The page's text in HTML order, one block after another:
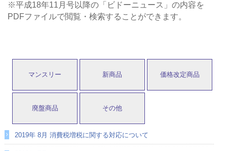
※平成18年11月号以降の「ビドーニュース」の内容を
PDFファイルで閲覧・検索することができます。
マンスリー 新商品 価格改定商品
廃盤商品 その他
2019年 8月 消費税増税に関する対応について